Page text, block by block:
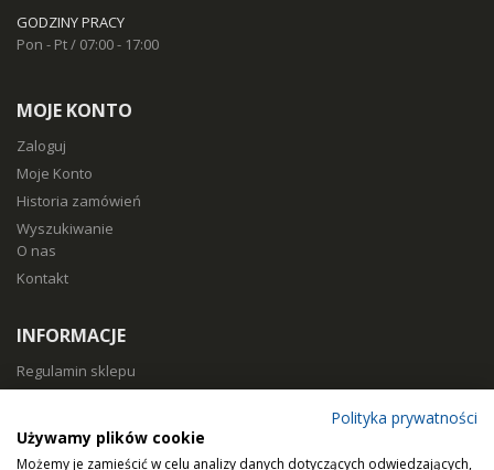
GODZINY PRACY
Pon - Pt / 07:00 - 17:00
MOJE KONTO
Zaloguj
Moje Konto
Historia zamówień
Wyszukiwanie
O nas
Kontakt
INFORMACJE
Regulamin sklepu
Koszty i czas dostawy
Polityka prywatności
Używamy plików cookie
Możemy je zamieścić w celu analizy danych dotyczących odwiedzających,